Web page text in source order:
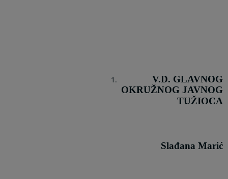
V.D. GLAVNOG
OKRUŽNOG JAVNOG
TUŽIOCA
Slađana Marić